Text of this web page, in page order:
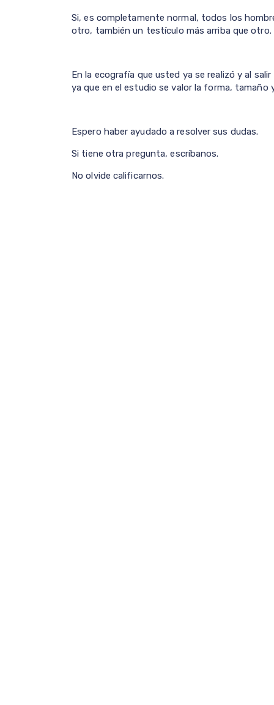
Si, es completamente normal, todos los
otro, también un testículo más arriba que otro.
En la ecografía que usted ya se realizó y al
ya que en el estudio se valor la forma,
Espero haber ayudado a resolver sus dudas.
Si tiene otra pregunta, escríbanos.
No olvide calificarnos.